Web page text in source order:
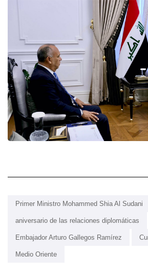
Primer Ministro Mohammed Shia Al Sudani
aniversario de las relaciones diplomáticas
Embajador Arturo Gallegos Ramírez
Medio Oriente